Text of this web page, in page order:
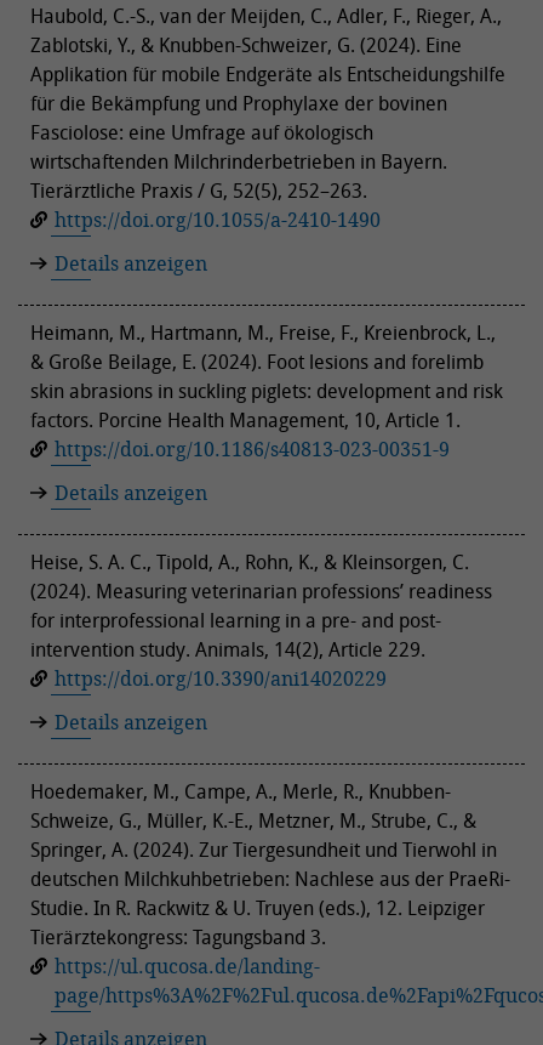
Haubold, C.-S., van der Meijden, C., Adler, F., Rieger, A.,
Zablotski, Y., & Knubben-Schweizer, G. (2024). Eine
Applikation für mobile Endgeräte als Entscheidungshilfe
für die Bekämpfung und Prophylaxe der bovinen
Fasciolose: eine Umfrage auf ökologisch
wirtschaftenden Milchrinderbetrieben in Bayern.
Tierärztliche Praxis / G, 52(5), 252–263.
https://doi.org/10.1055/a-2410-1490
Details anzeigen
Heimann, M., Hartmann, M., Freise, F., Kreienbrock, L.,
& Große Beilage, E. (2024). Foot lesions and forelimb
skin abrasions in suckling piglets: development and risk
factors. Porcine Health Management, 10, Article 1.
https://doi.org/10.1186/s40813-023-00351-9
Details anzeigen
Heise, S. A. C., Tipold, A., Rohn, K., & Kleinsorgen, C.
(2024). Measuring veterinarian professions’ readiness
for interprofessional learning in a pre- and post-
intervention study. Animals, 14(2), Article 229.
https://doi.org/10.3390/ani14020229
Details anzeigen
Hoedemaker, M., Campe, A., Merle, R., Knubben-
Schweize, G., Müller, K.-E., Metzner, M., Strube, C., &
Springer, A. (2024). Zur Tiergesundheit und Tierwohl in
deutschen Milchkuhbetrieben: Nachlese aus der PraeRi-
Studie. In R. Rackwitz & U. Truyen (eds.), 12. Leipziger
Tierärztekongress: Tagungsband 3.
https://ul.qucosa.de/landing-
page/
Details anzeigen